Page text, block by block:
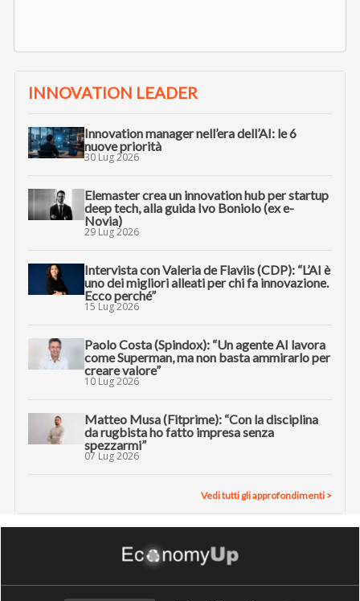
INNOVATION LEADER
Innovation manager nell’era dell’AI: le 6
nuove priorità
30 Lug 2026
Elemaster crea un innovation hub per startup
deep tech, alla guida Ivo Boniolo (ex e-
Novia)
29 Lug 2026
Intervista con Valeria de Flaviis (CDP): “L’AI è
uno dei migliori alleati per chi fa innovazione.
Ecco perché”
15 Lug 2026
Paolo Costa (Spindox): “Un agente AI lavora
come Superman, ma non basta ammirarlo per
creare valore”
10 Lug 2026
Matteo Musa (Fitprime): “Con la disciplina
da rugbista ho fatto impresa senza
spezzarmi”
07 Lug 2026
Vedi tutti gli approfondimenti >